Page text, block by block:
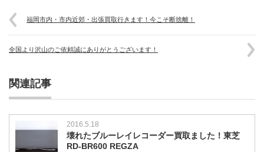
福岡市内・市内近郊・出張買取行きます！今こそ断捨離！
全国より沢山のご依頼誠にありがとうございます！
関連記事
2016.5.18
壊れたブルーレイレコーダー買取ました！東芝
RD-BR600 REGZA